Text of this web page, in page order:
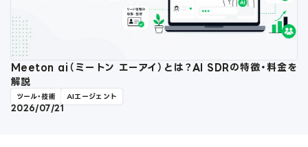
Meeton ai（ミートン エーアイ）とは？AI SDRの特徴・料金を
解説
ツール・技術 AIエージェント
2026/07/21